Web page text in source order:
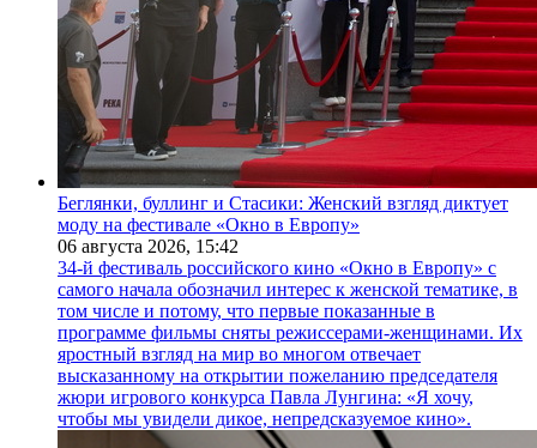
Беглянки, буллинг и Стасики: Женский взгляд диктует
моду на фестивале «Окно в Европу»
06 августа 2026, 15:42
34-й фестиваль российского кино «Окно в Европу» с
самого начала обозначил интерес к женской тематике, в
том числе и потому, что первые показанные в
программе фильмы сняты режиссерами-женщинами. Их
яростный взгляд на мир во многом отвечает
высказанному на открытии пожеланию председателя
жюри игрового конкурса Павла Лунгина: «Я хочу,
чтобы мы увидели дикое, непредсказуемое кино».